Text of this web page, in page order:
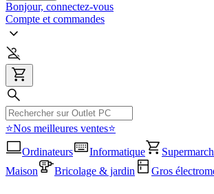
Bonjour, connectez-vous
Compte et commandes
⭐Nos meilleures ventes⭐
Ordinateurs
Informatique
Maison
Bricolage & jardin Gros